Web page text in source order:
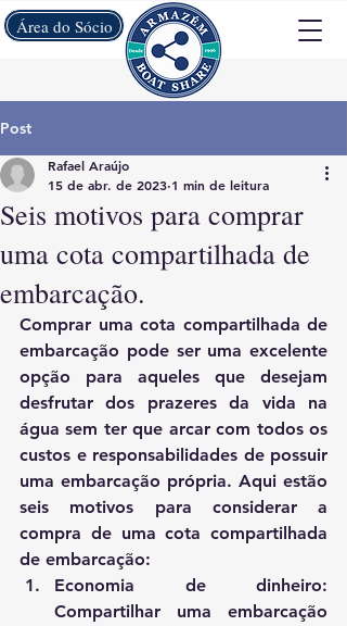
Área do Sócio
Post
Seis motivos para comprar
uma cota compartilhada de
embarcação.
Rafael Araújo
15 de abr. de 2023 1 min de leitura
Comprar uma cota compartilhada de
embarcação pode ser uma excelente
opção para aqueles que desejam
desfrutar dos prazeres da vida na
água sem ter que arcar com todos os
custos e responsabilidades de possuir
uma embarcação própria. Aqui estão
seis motivos para considerar a
compra de uma cota compartilhada
de embarcação:
Economia de dinheiro:
Compartilhar uma embarcação